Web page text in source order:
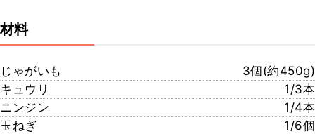
材料
じゃがいも
3個(約450g)
キュウリ
1/3本
ニンジン
1/4本
玉ねぎ
1/6個